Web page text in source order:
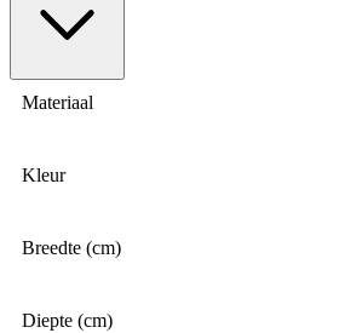
Materiaal
Kleur
Breedte (cm)
Diepte (cm)